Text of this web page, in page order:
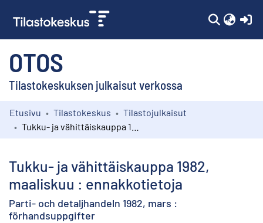
OTOS
Tilastokeskuksen julkaisut verkossa
Kokoelmat
Etusivu Tilastokeskus
Tilastojulkaisut
Tukku- ja vähittäiskauppa 1982,
maaliskuu : ennakkotietoja
Parti- och detaljhandeln 1982, mars :
förhandsuppgifter